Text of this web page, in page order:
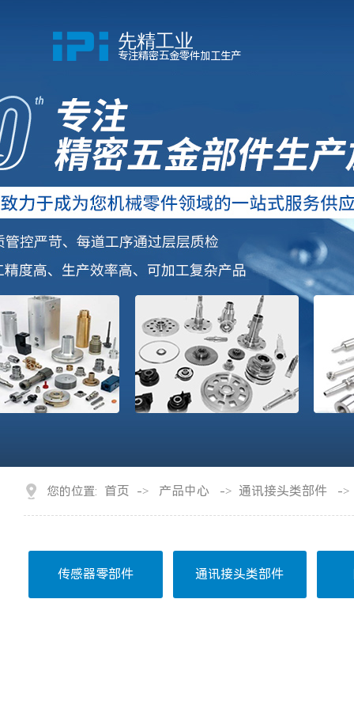
先精工业
专注精密五金零件加工生产
您的位置: 首页 -> 产品中心 -> 通讯接头类部件 ->
传感器零部件 通讯接头类部件